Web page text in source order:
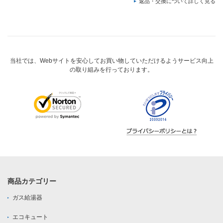
当社では、Webサイトを安心してお買い物していただけるようサービス向上
の取り組みを行っております。
商品カテゴリー
ガス給湯器
エコキュート